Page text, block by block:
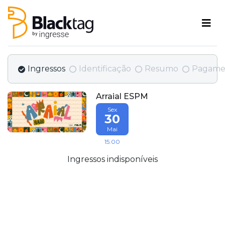
Ingressos Identificação Resumo
Arraial ESPM
Sex
30
Mai
15:00
Ingressos indisponíveis